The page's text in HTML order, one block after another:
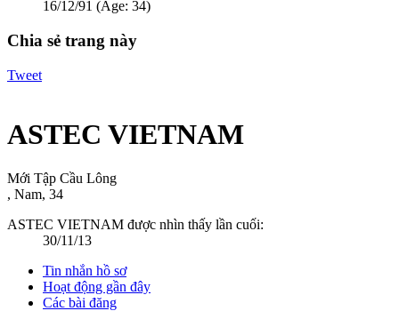
16/12/91 (Age: 34)
Chia sẻ trang này
Tweet
ASTEC VIETNAM
Mới Tập Cầu Lông
, Nam, 34
ASTEC VIETNAM được nhìn thấy lần cuối:
30/11/13
Tin nhắn hồ sơ
Hoạt động gần đây
Các bài đăng